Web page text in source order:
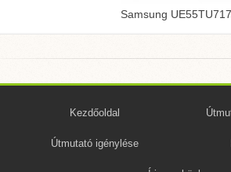
Samsung
Kezdőoldal
Útmutató igénylése